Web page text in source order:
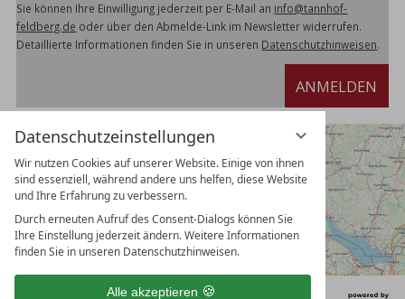
Datenschutzeinstellungen
Wir nutzen Cookies auf unserer Website. Einige von ihnen
sind essenziell, während andere uns helfen, diese Website
und Ihre Erfahrung zu verbessern.
Durch erneuten Aufruf des Consent-Dialogs können Sie
Ihre Einstellung jederzeit ändern. Weitere Informationen
finden Sie in unseren Datenschutzhinweisen.
Alle akzeptieren
Sie können Ihre Einwilligung jederzeit per E-Mail an info@tannhof-
feldberg.de oder über den Abmelde-Link im Newsletter widerrufen.
Detaillierte Informationen finden Sie in unseren Datenschutzhinweisen.
ANMELDEN